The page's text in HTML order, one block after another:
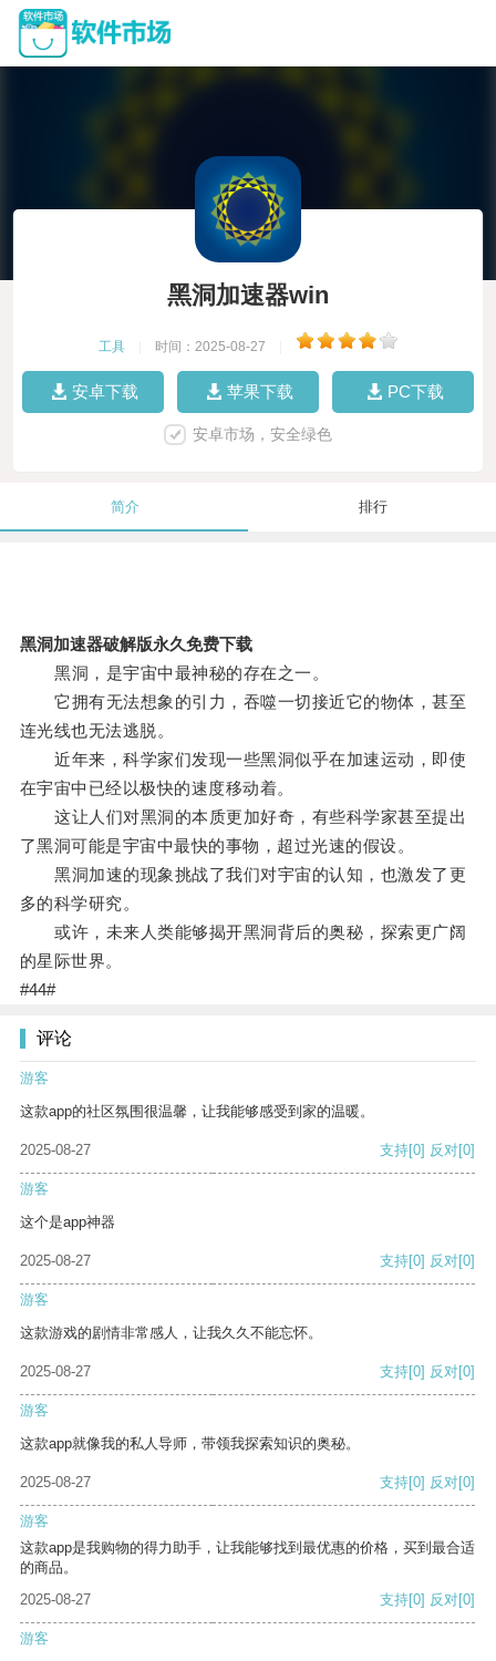
黑洞加速器win
工具 时间：2025-08-27
安卓下载 苹果下载 PC下载
安卓市场，安全绿色
简介 排行
黑洞加速器破解版永久免费下载
黑洞，是宇宙中最神秘的存在之一。
它拥有无法想象的引力，吞噬一切接近它的物体，甚至
连光线也无法逃脱。
近年来，科学家们发现一些黑洞似乎在加速运动，即使
在宇宙中已经以极快的速度移动着。
这让人们对黑洞的本质更加好奇，有些科学家甚至提出
了黑洞可能是宇宙中最快的事物，超过光速的假设。
黑洞加速的现象挑战了我们对宇宙的认知，也激发了更
多的科学研究。
或许，未来人类能够揭开黑洞背后的奥秘，探索更广阔
的星际世界。
#44#
评论
游客
这款app的社区氛围很温馨，让我能够感受到家的温暖。
2025-08-27 支持[0] 反对[0]
游客
这个是app神器
2025-08-27 支持[0] 反对[0]
游客
这款游戏的剧情非常感人，让我久久不能忘怀。
2025-08-27 支持[0] 反对[0]
游客
这款app就像我的私人导师，带领我探索知识的奥秘。
2025-08-27 支持[0] 反对[0]
游客
这款app是我购物的得力助手，让我能够找到最优惠的价格，买到最合适
的商品。
2025-08-27
支持[0] 反对[0]
游客